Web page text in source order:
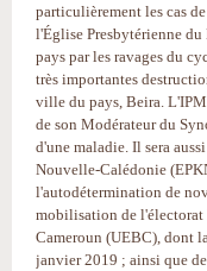
particulièrement les cas
l'Église Presbytérienne
pays par les ravages du
très importantes
ville du pays, Beira.
de son Modérateur du
d'une maladie. Il sera
Nouvelle-Calédonie
l'autodétermination de
mobilisation de l'électorat
Cameroun (UEBC), dont
janvier 2019 ; ainsi que